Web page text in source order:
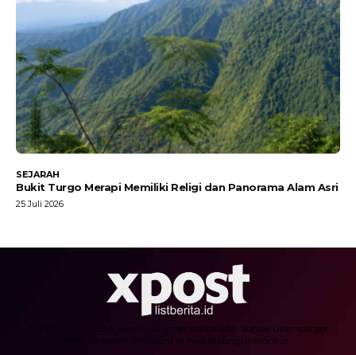
SEJARAH
Bukit Turgo Merapi Memiliki Religi dan Panorama Alam Asri
25 Juli 2026
Aenean mollis odio augue, sit amet sollicitudin augue ullamcorper
eget. Praesent tincidunt et neque congue efficitur.